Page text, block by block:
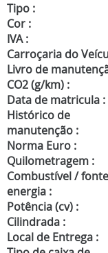
Tipo :
Cor :
IVA :
Carroçaria do
Livro de
CO2 (g/km) :
Data de matricula :
Histórico de
manutenção :
Norma Euro :
Quilometragem :
Combustível /
energia :
Potência (cv) :
Cilindrada :
Local de Entrega :